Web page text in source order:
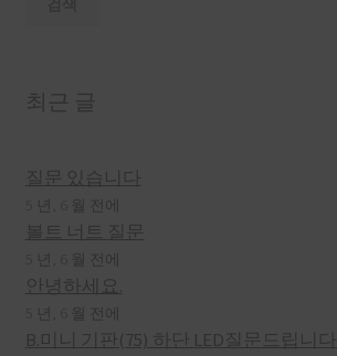
최근 글
질문 있습니다
5 년, 6 월 전에
볼트 너트 질문
5 년, 6 월 전에
안녕하세요.
5 년, 6 월 전에
B.미니 기판(75) 하단 LED질문드립니다.